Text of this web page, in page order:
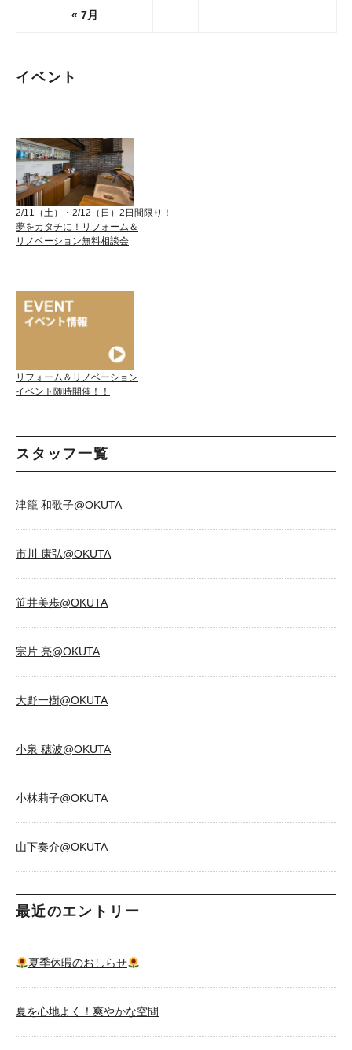
« 7月
イベント
2/11（土）・2/12（日）2日間限り！
夢をカタチに！リフォーム＆
リノベーション無料相談会
リフォーム＆リノベーション
イベント随時開催！！
スタッフ一覧
津籠 和歌子@OKUTA
市川 康弘@OKUTA
笹井美歩@OKUTA
宗片 亮@OKUTA
大野一樹@OKUTA
小泉 穂波@OKUTA
小林莉子@OKUTA
山下奏介@OKUTA
最近のエントリー
夏季休暇のおしらせ
夏を心地よく！爽やかな空間